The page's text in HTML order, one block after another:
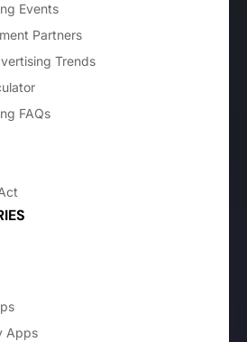
Events
Partners
Trends
FAQs
Apps